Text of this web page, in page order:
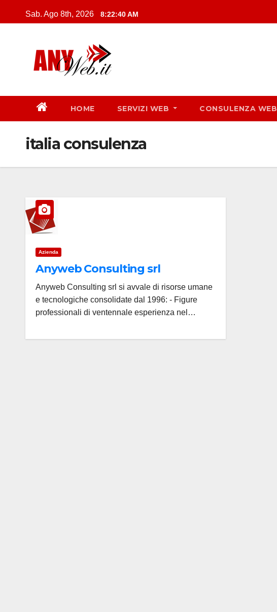
to
Sab. Ago 8th, 2026 8:22:41 AM
HOME SERVIZI WEB CONSULENZA WEB
italia consulenza
Azienda
Anyweb Consulting srl
Anyweb Consulting srl si avvale di risorse umane
e tecnologiche consolidate dal 1996: - Figure
professionali di ventennale esperienza nel…